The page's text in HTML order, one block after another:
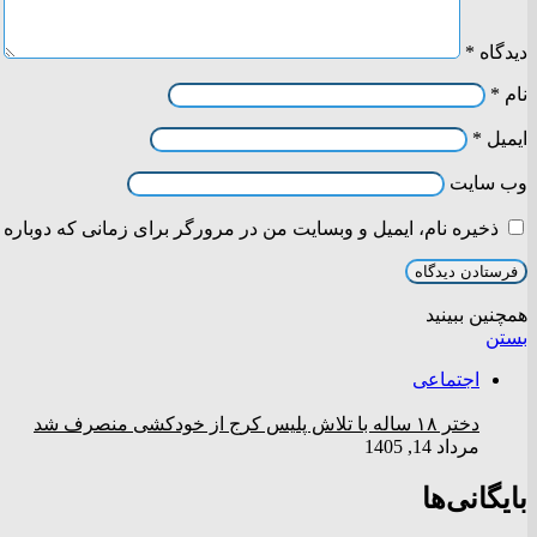
دیدگاه *
نام *
ایمیل *
وب‌ سایت
ذخیره نام، ایمیل و وبسایت من در مرورگر برای زمانی که
همچنین ببینید
بستن
اجتماعی
دختر ‌۱۸‌ ‌ساله‌ با تلاش پلیس کرج از خودکشی منصرف شد
مرداد 14, 1405
بایگانی‌ها